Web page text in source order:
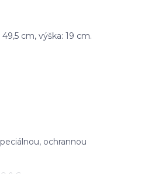
cm, výška: 19 cm.
ochrannou